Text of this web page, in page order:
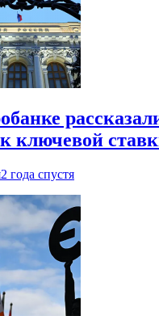
ключевой
2 года спустя